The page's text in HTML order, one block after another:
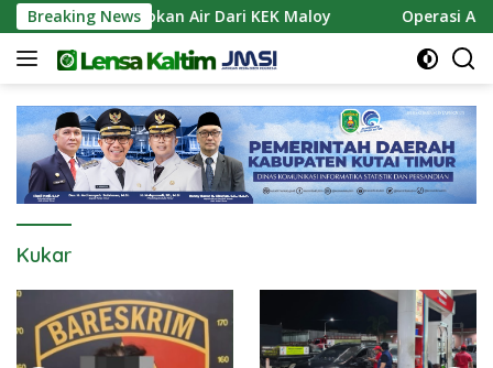
Langsung
ke
konten
Breaking News
Pasokan Air Dari KEK Maloy Operasi Antik
Kukar